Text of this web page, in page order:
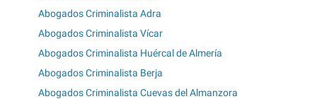
Abogados Criminalista Adra
Abogados Criminalista Vícar
Abogados Criminalista Huércal de Almería
Abogados Criminalista Berja
Abogados Criminalista Cuevas del Almanzora